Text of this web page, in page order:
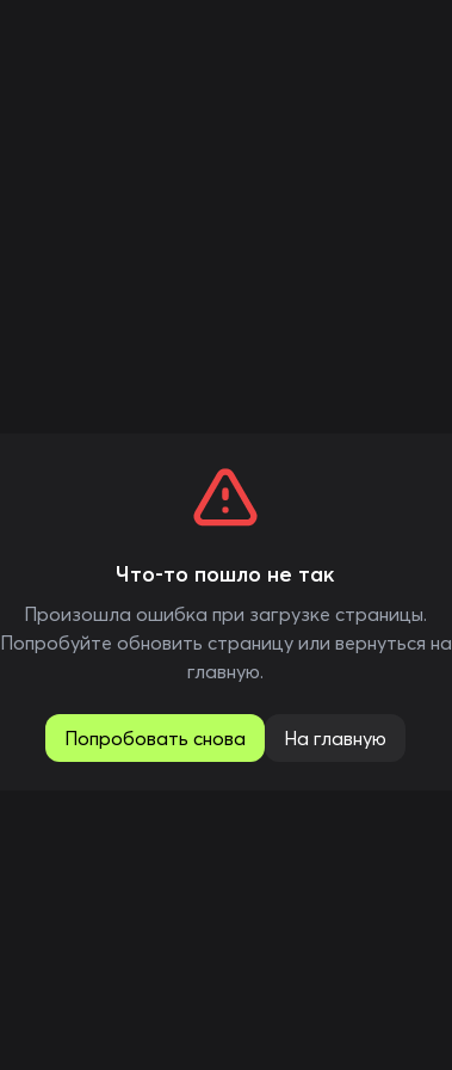
Что-то пошло не так
Произошла ошибка при загрузке страницы.
Попробуйте обновить страницу или вернуться на
главную.
Попробовать снова На главную